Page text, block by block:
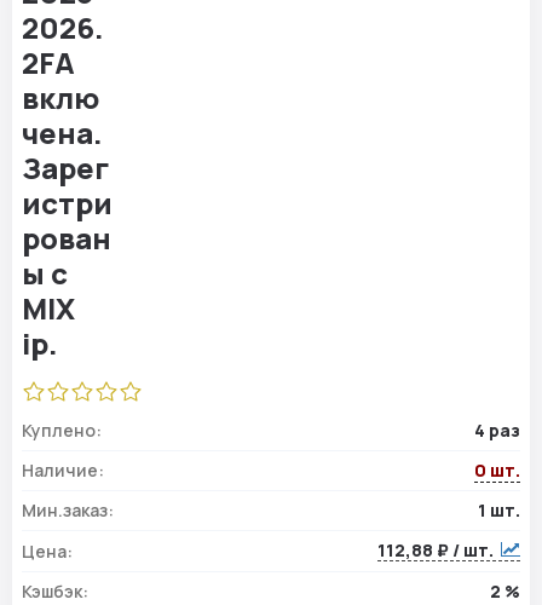
Куплено:
4 раз
Наличие:
0 шт.
Мин.заказ:
1 шт.
Цена:
112,88 ₽ / шт.
Кэшбэк:
2 %